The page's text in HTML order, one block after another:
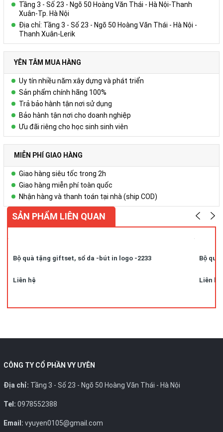
Tầng 3 - Số 23 - Ngõ 50 Hoàng Văn Thái - Hà Nội-Thanh
Xuân-Tp. Hà Nội
Địa chỉ: Tầng 3 - Số 23 - Ngõ 50 Hoàng Văn Thái - Hà Nội -
Thanh Xuân-Lerik
YÊN TÂM MUA HÀNG
Uy tín nhiều năm xây dựng và phát triển
Sản phẩm chính hãng 100%
Trả bảo hành tận nơi sử dụng
Bảo hành tận nơi cho doanh nghiệp
Ưu đãi riêng cho học sinh sinh viên
MIỄN PHÍ GIAO HÀNG
Giao hàng siêu tốc trong 2h
Giao hàng miễn phí toàn quốc
Nhận hàng và thanh toán tại nhà (ship COD)
SẢN PHẨM LIÊN QUAN
Bộ quà tặng giftset, sổ da -bút in logo -2233
Liên hệ
Bộ
Liên hệ
CÔNG TY CỔ PHẦN VY UYÊN
Địa chỉ: Tầng 3 - Số 23 - Ngõ 50 Hoàng Văn Thái - Hà Nội
Tel: 0978552388
Email: vyuyen0105@gmail.com